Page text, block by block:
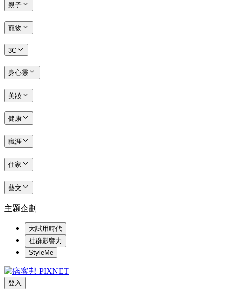
親子
寵物
3C
身心靈
美妝
健康
職涯
住家
藝文
主題企劃
大試用時代
社群影響力
StyleMe
登入